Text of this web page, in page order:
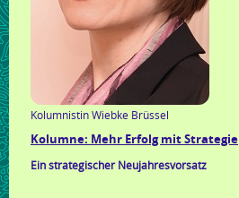
Kolumnistin Wiebke Brüssel
Kolumne: Mehr Erfolg mit Strategie
Ein strategischer Neujahresvorsatz